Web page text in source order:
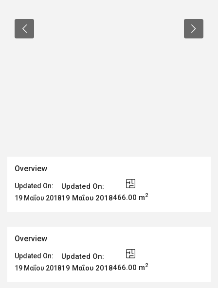
Overview
Updated On:
19 Μαΐου 2018
Updated On:
19 Μαΐου 2018466.00 m2
Overview
Updated On:
19 Μαΐου 2018
Updated On:
19 Μαΐου 2018466.00 m2